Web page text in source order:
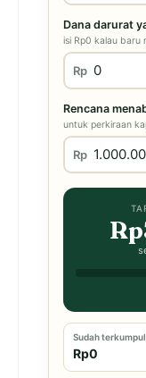
Dana darurat
isi Rp0 kalau baru
Rp
Rencana
untuk perkiraan
Rp
Sudah terkumpul
Rp0